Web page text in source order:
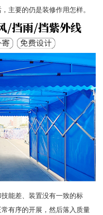
主要的仍是装修作用怎样。
能差、装置没有一致的标
有序的开展，然后落入质量